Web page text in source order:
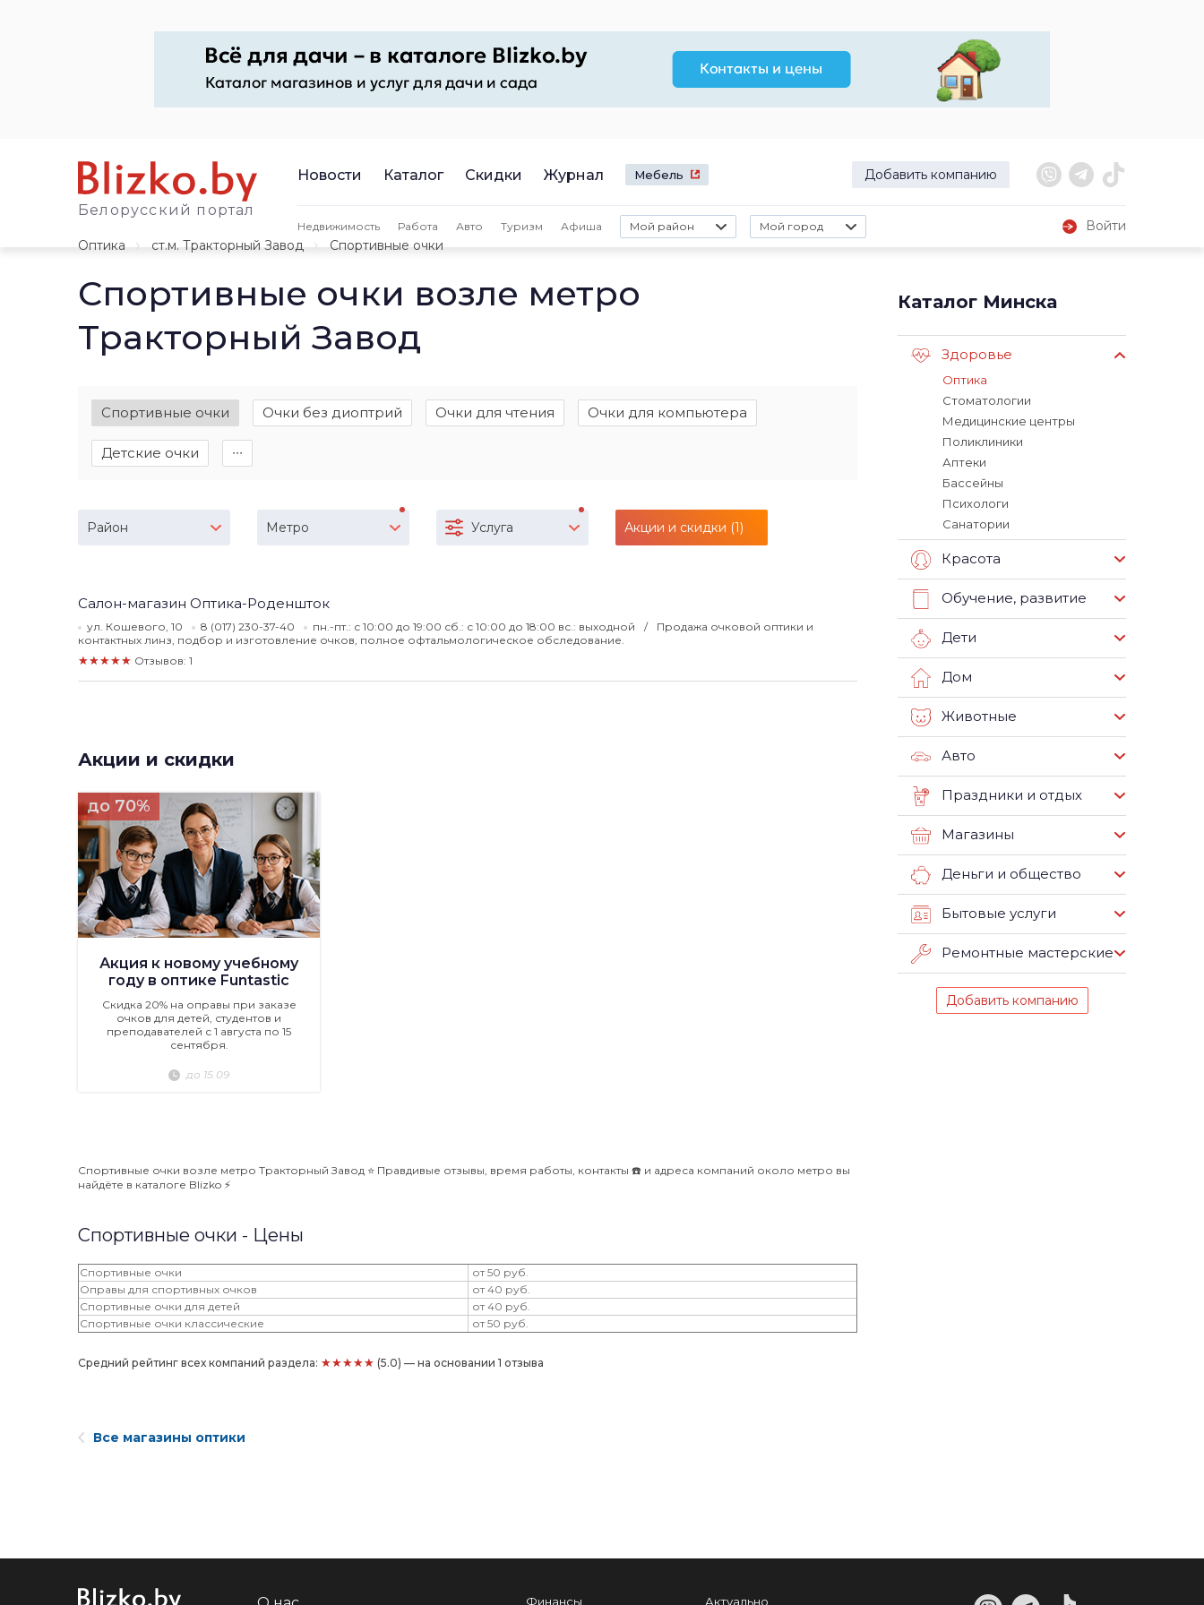
Белорусский портал
Новости Каталог Скидки Журнал Мебель Добавить компанию
Недвижимость Работа Авто Туризм Афиша Мой район Мой город
Войти
Оптика
ст.м. Тракторный Завод Спортивные очки
Спортивные очки возле метро
Тракторный Завод
Спортивные очки Очки без диоптрий Очки для чтения Очки для компьютера
Детские очки ∙∙∙
Район Метро Услуга Акции и скидки (1)
Салон-магазин Оптика-Роденшток
ул. Кошевого, 10 8 (017) 230-37-40 пн.-пт.: с 10:00 до 19:00 сб.: с 10:00 до 18:00 вс.: выходной
Продажа очковой оптики и
контактных линз, подбор и изготовление очков, полное офтальмологическое обследование.
★★★★★ Отзывов: 1
Акции и скидки
до 70%
Акция к новому учебному
году в оптике Funtastic
Скидка 20% на оправы при заказе
очков для детей, студентов и
преподавателей с 1 августа по 15
сентября.
до 15.09
Спортивные очки возле метро Тракторный Завод ⭐️ Правдивые отзывы, время работы, контакты ☎️ и адреса компаний около метро вы
найдёте в каталоге Blizko ⚡️
Спортивные очки - Цены
Спортивные очки
от 50 руб.
Оправы для спортивных очков
от 40 руб.
Спортивные очки для детей
от 40 руб.
Спортивные очки классические
от 50 руб.
Средний рейтинг всех компаний раздела: ★★★★★ (5.0) — на основании 1 отзыва
Каталог Минска
Здоровье
Оптика
Стоматологии
Медицинские центры
Поликлиники
Аптеки
Бассейны
Психологи
Санатории
Красота
Обучение, развитие
Дети
Дом
Животные
Авто
Праздники и отдых
Магазины
Деньги и общество
Бытовые услуги
Ремонтные мастерские
Добавить компанию
Все магазины оптики
Финансы Актуально